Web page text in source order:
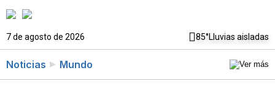
7 de agosto de 2026 85°Lluvias aisladas
Noticias Mundo